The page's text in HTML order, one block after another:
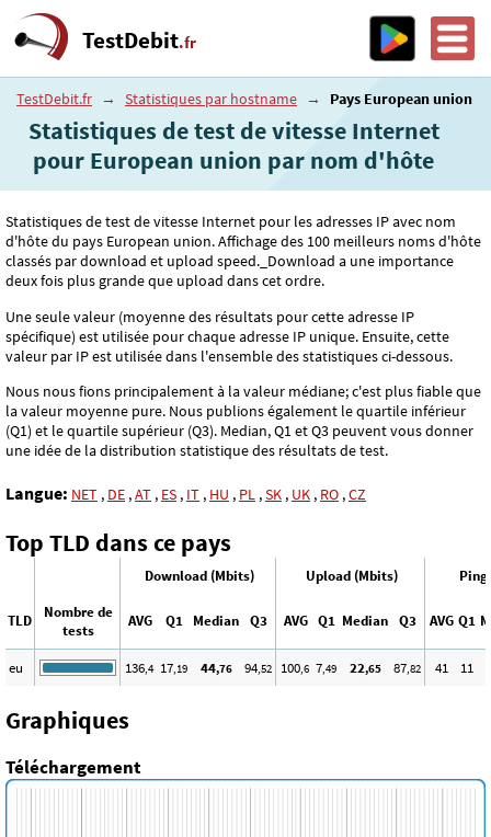
TestDebit.fr
TestDebit.fr → Statistiques par hostname → Pays European union
Statistiques de test de vitesse Internet
pour European union par nom d'hôte
Statistiques de test de vitesse Internet pour les adresses IP avec nom
d'hôte du pays European union. Affichage des 100 meilleurs noms d'hôte
classés par download et upload speed._Download a une importance
deux fois plus grande que upload dans cet ordre.
Une seule valeur (moyenne des résultats pour cette adresse IP
spécifique) est utilisée pour chaque adresse IP unique. Ensuite, cette
valeur par IP est utilisée dans l'ensemble des statistiques ci-dessous.
Nous nous fions principalement à la valeur médiane; c'est plus fiable que
la valeur moyenne pure. Nous publions également le quartile inférieur
(Q1) et le quartile supérieur (Q3). Median, Q1 et Q3 peuvent vous donner
une idée de la distribution statistique des résultats de test.
Langue: NET , DE ,AT , ES , IT , HU , PL ,SK , UK , RO ,CZ
Top TLD dans ce pays
Download (Mbits) Upload (Mbits) Ping
TLD
Nombre de
tests
AVG Q1 Median Q3 AVG Q1 Median Q3 AVG Q1
eu 136,4 17,19 44,76 94,52 100,6 7,49 22,65 87,82 41 11
Graphiques
Téléchargement